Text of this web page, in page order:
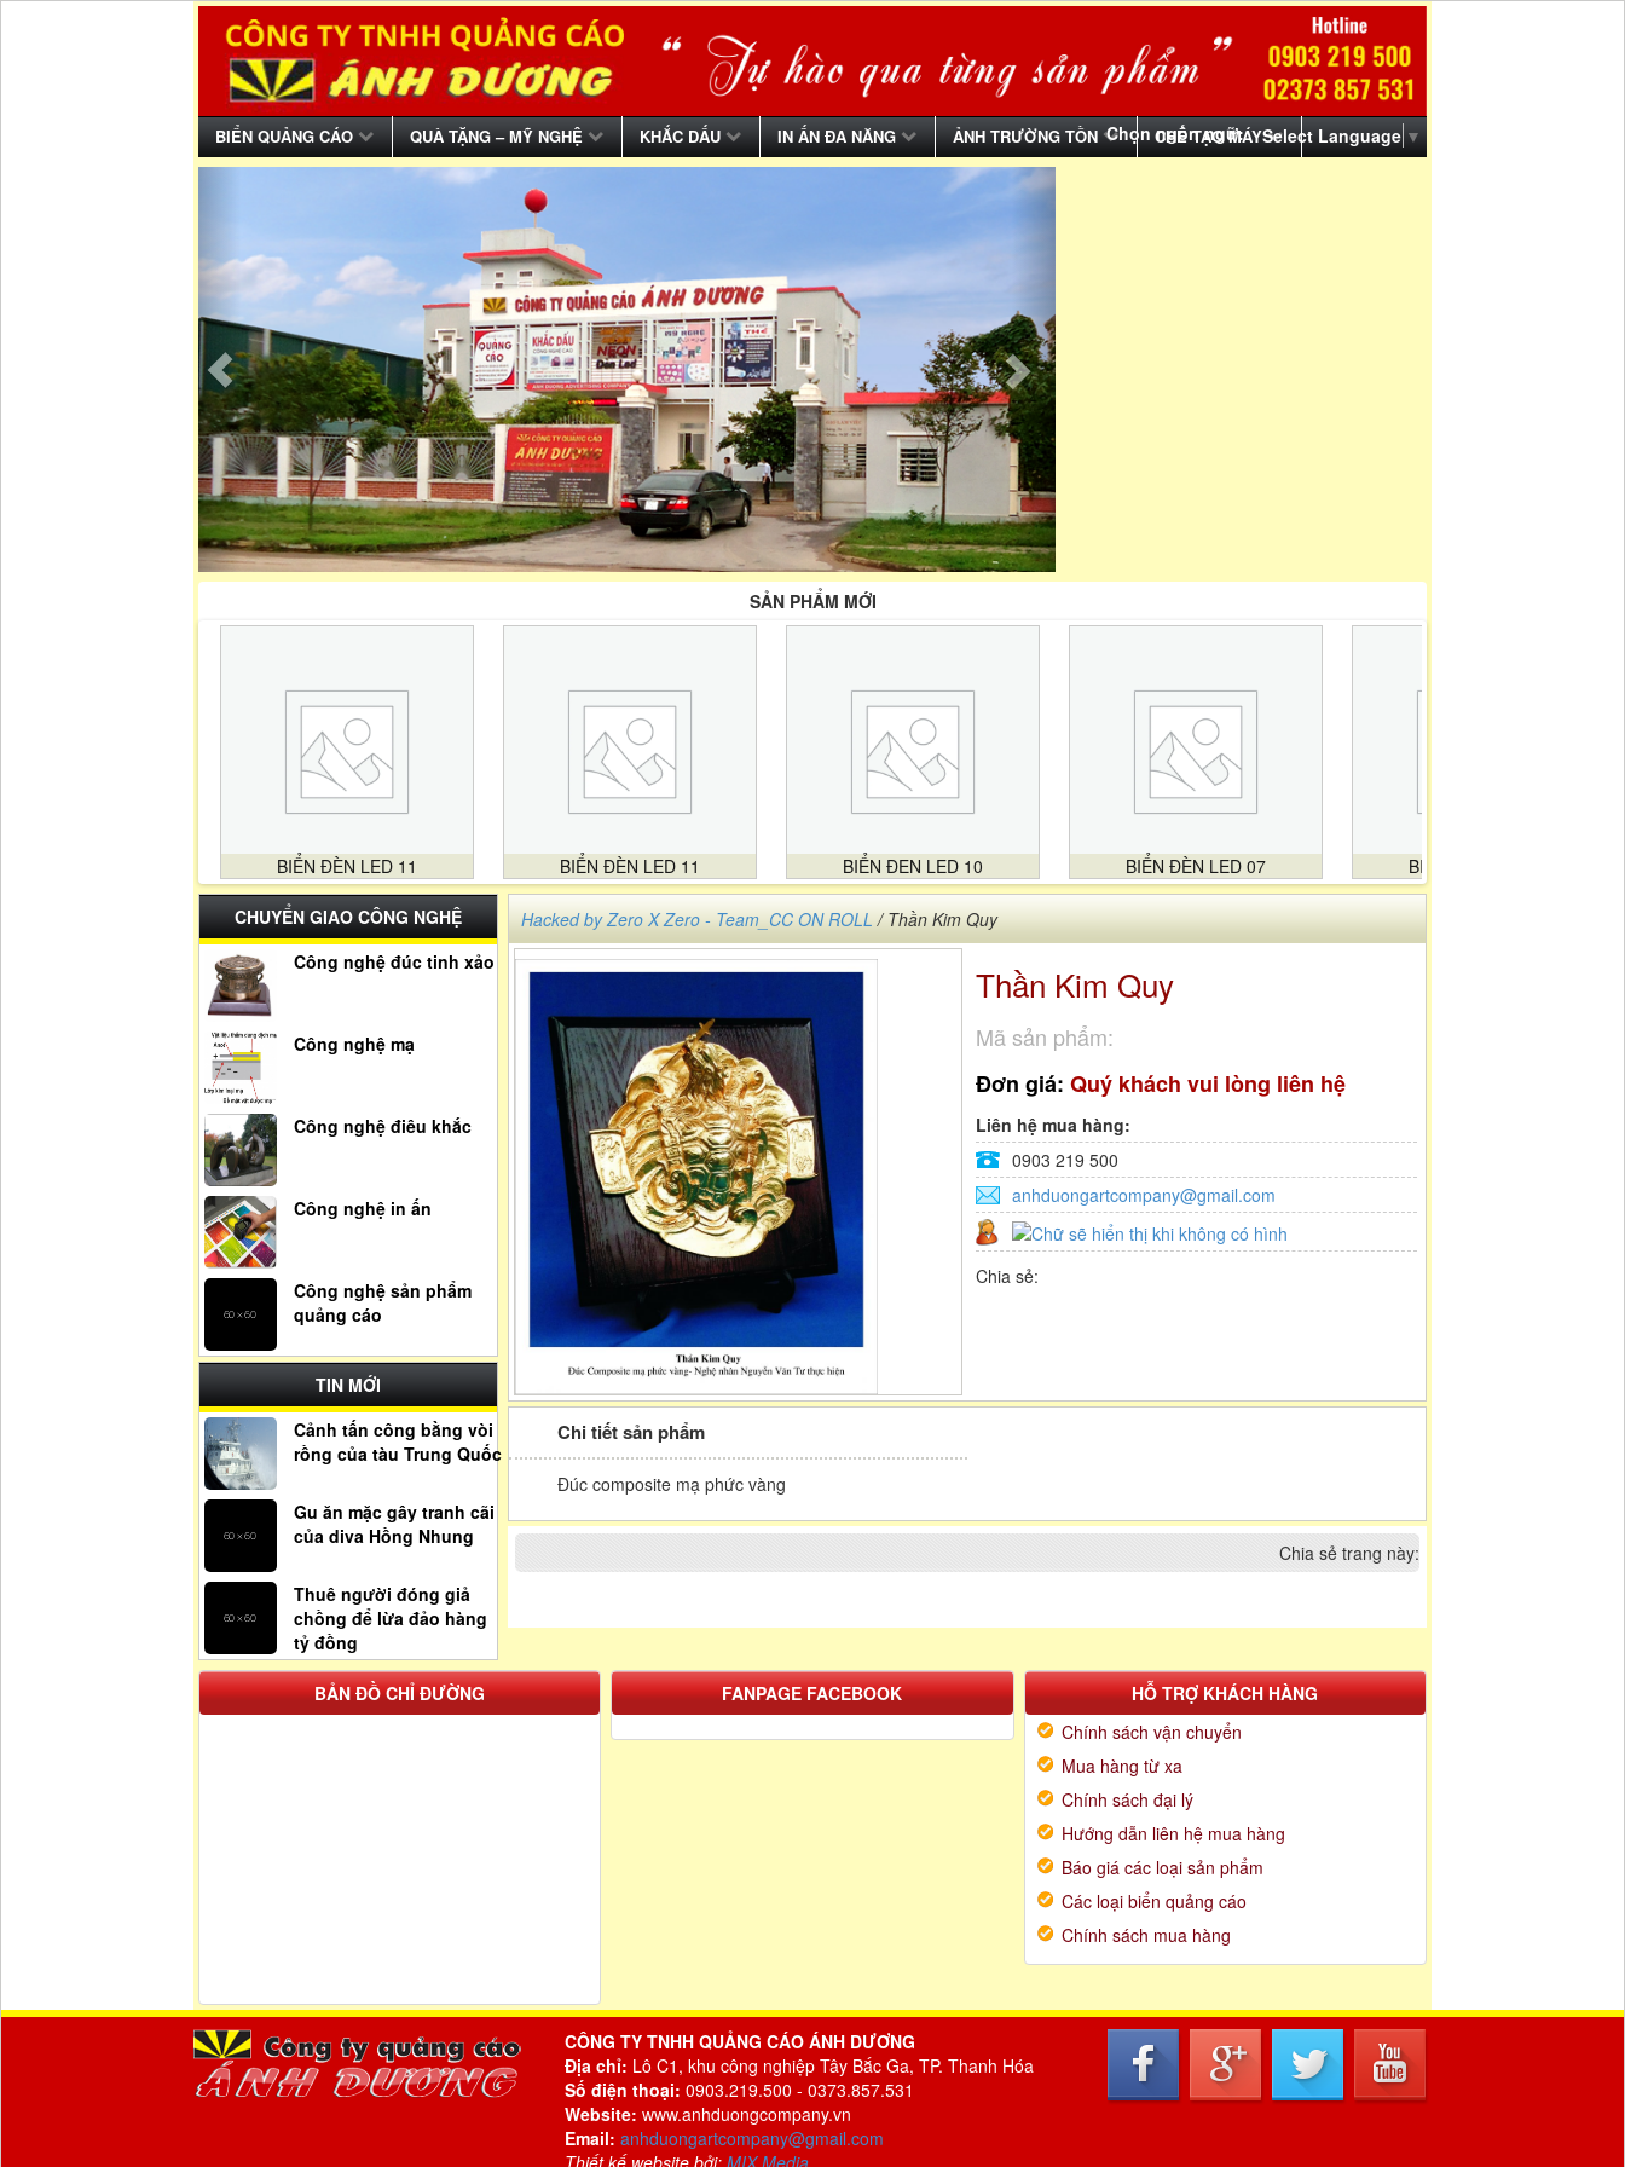
BIỂN QUẢNG CÁO QUÀ TẶNG – MỸ NGHỆ KHẮC DẤU IN ẤN ĐA NĂNG ẢNH TRƯỜNG TỒN CHẾ TẠO MÁY
Chọn ngôn ngữ: Select Language ▼
SẢN PHẨM MỚI
BIỂN ĐÈN LED 11 BIỂN ĐÈN LED 11 BIỂN ĐEN LED 10 BIỂN ĐÈN LED 07 BIỂN ĐÈN LED 08
CHUYỂN GIAO CÔNG NGHỆ
Công nghệ đúc tinh xảo
Công nghệ mạ
Công nghệ điêu khắc
Công nghệ in ấn
Công nghệ sản phẩm
quảng cáo
TIN MỚI
Cảnh tấn công bằng vòi
rồng của tàu Trung Quốc
Gu ăn mặc gây tranh cãi
của diva Hồng Nhung
Thuê người đóng giả
chồng để lừa đảo hàng
tỷ đồng
Hacked by Zero X Zero - Team_CC ON ROLL/ Thần Kim Quy
Thần Kim Quy
Mã sản phẩm:
Đơn giá: Quý khách vui lòng liên hệ
Liên hệ mua hàng:
0903 219 500
anhduongartcompany@gmail.com
Chia sẻ:
Chi tiết sản phẩm
Đúc composite mạ phức vàng
Chia sẻ trang này:
BẢN ĐỒ CHỈ ĐƯỜNG FANPAGE FACEBOOK
HỖ TRỢ KHÁCH HÀNG
Chính sách vận chuyển
Mua hàng từ xa
Chính sách đại lý
Hướng dẫn liên hệ mua hàng
Báo giá các loại sản phẩm
Các loại biển quảng cáo
Chính sách mua hàng
CÔNG TY TNHH QUẢNG CÁO ÁNH DƯƠNG
Địa chỉ: Lô C1, khu công nghiệp Tây Bắc Ga, TP. Thanh Hóa
Số điện thoại: 0903.219.500 - 0373.857.531
Website: www.anhduongcompany.vn
Email: anhduongartcompany@gmail.com